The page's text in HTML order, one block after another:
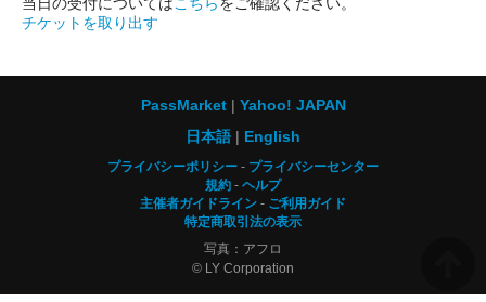
チケットを取り出す
PassMarket
Yahoo! JAPAN
日本語
English
プライバシーポリシー
プライバシーセンター
規約
ヘルプ
主催者ガイドライン
ご利用ガイド
特定商取引法の表示
写真：アフロ
© LY Corporation